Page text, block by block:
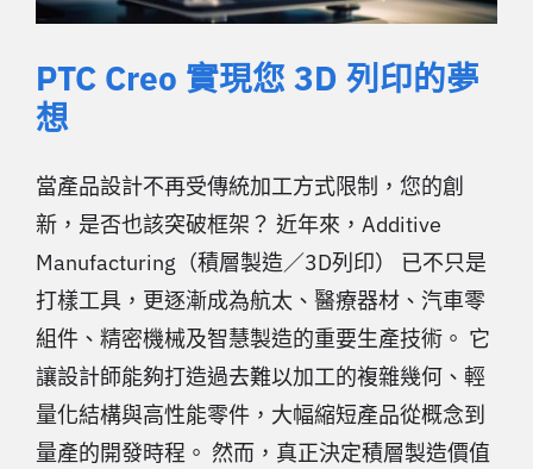
PTC Creo 實現您 3D 列印的夢
想
當產品設計不再受傳統加工方式限制，您的創
新，是否也該突破框架？ 近年來，Additive
Manufacturing（積層製造／3D列印） 已不只是
打樣工具，更逐漸成為航太、醫療器材、汽車零
組件、精密機械及智慧製造的重要生產技術。 它
讓設計師能夠打造過去難以加工的複雜幾何、輕
量化結構與高性能零件，大幅縮短產品從概念到
量產的開發時程。 然而，真正決定積層製造價值